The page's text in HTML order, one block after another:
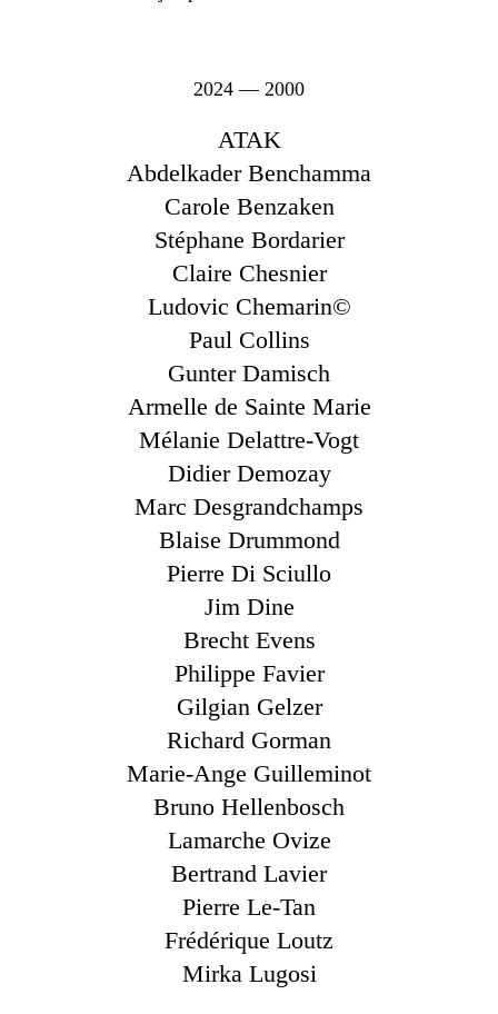
2024 — 2000
ATAK
Abdelkader Benchamma
Carole Benzaken
Stéphane Bordarier
Claire Chesnier
Ludovic Chemarin©
Paul Collins
Gunter Damisch
Armelle de Sainte Marie
Mélanie Delattre-Vogt
Didier Demozay
Marc Desgrandchamps
Blaise Drummond
Pierre Di Sciullo
Jim Dine
Brecht Evens
Philippe Favier
Gilgian Gelzer
Richard Gorman
Marie-Ange Guilleminot
Bruno Hellenbosch
Lamarche Ovize
Bertrand Lavier
Pierre Le-Tan
Frédérique Loutz
Mirka Lugosi